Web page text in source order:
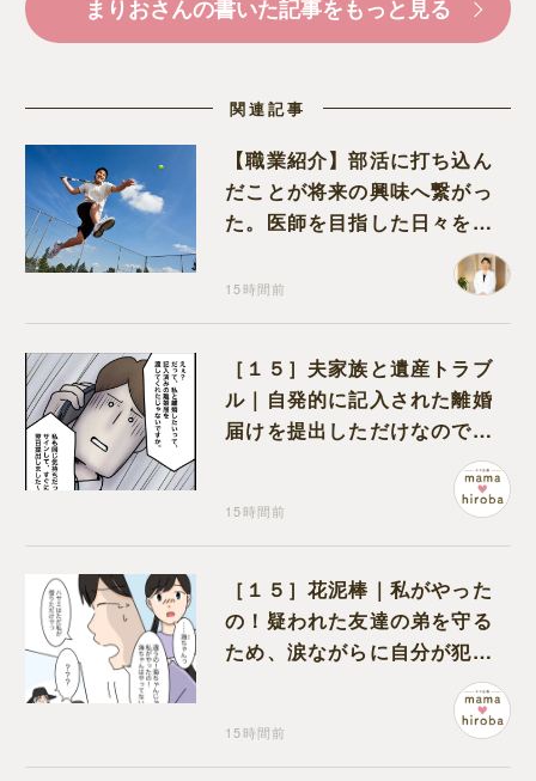
まりおさんの書いた記事をもっと見る
関連記事
【職業紹介】部活に打ち込ん
だことが将来の興味へ繋がっ
た。医師を目指した日々を振
15時間前
［１５］夫家族と遺産トラブ
ル｜自発的に記入された離婚
届けを提出しただけなので、
15時間前
［１５］花泥棒｜私がやった
の！疑われた友達の弟を守る
ため、涙ながらに自分が犯人
15時間前